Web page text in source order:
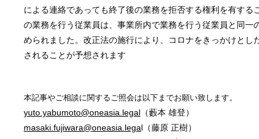
による連絡であっても終了後の業務を拒否する権利を有する
の業務を⾏う従業員は、事業所内で業務を⾏う従業員と同⼀
められました。改正法の施⾏により、コロナをきっかけとし
されることが予想されます
以
本記事やご相談に関するご照会は以下までお願い致します。
yuto.yabumoto@oneasia.legal （藪本 雄登）
masaki.fujiwara@oneasia.legal（藤原 正樹）